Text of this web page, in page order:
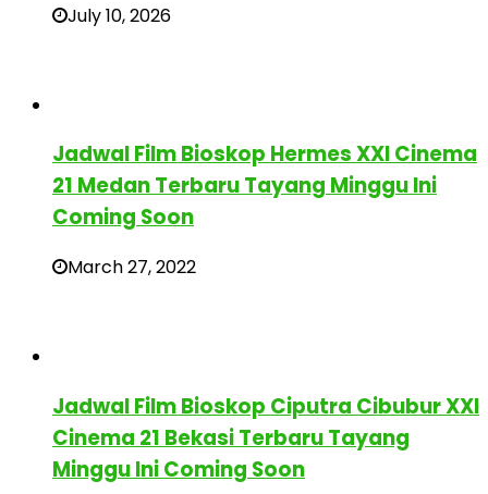
July 10, 2026
Jadwal Film Bioskop Hermes XXI Cinema
21 Medan Terbaru Tayang Minggu Ini
Coming Soon
March 27, 2022
Jadwal Film Bioskop Ciputra Cibubur XXI
Cinema 21 Bekasi Terbaru Tayang
Minggu Ini Coming Soon